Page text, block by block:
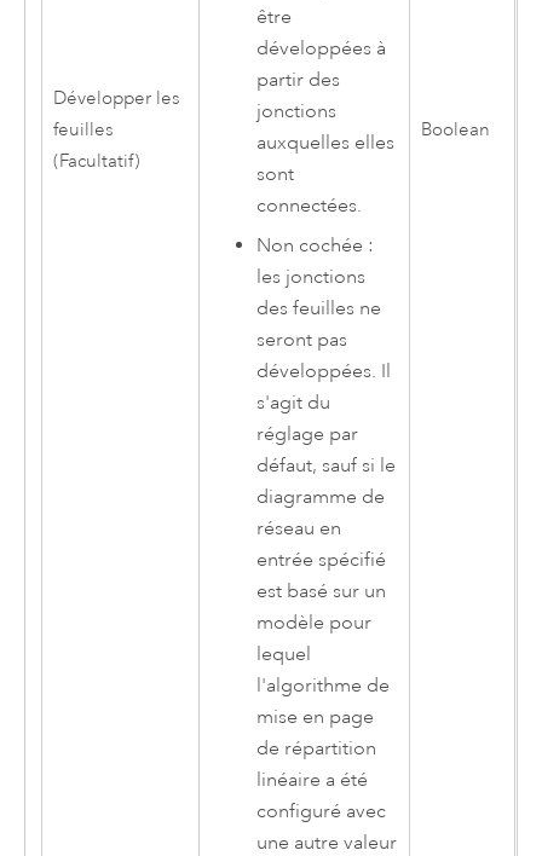
Développer les
feuilles
(Facultatif)
être
développées à
partir des
jonctions
auxquelles elles
sont
connectées.
Non cochée :
les jonctions
des feuilles ne
seront pas
développées. Il
s'agit du
réglage par
défaut, sauf si le
diagramme de
réseau en
entrée spécifié
est basé sur un
modèle pour
lequel
l'algorithme de
mise en page
de répartition
linéaire a été
configuré avec
une autre valeur
Boolean